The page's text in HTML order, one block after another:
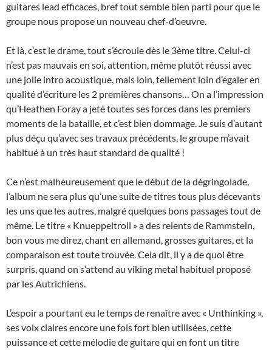
guitares lead efficaces, bref tout semble bien parti pour que le
groupe nous propose un nouveau chef-d’oeuvre.
Et là, c’est le drame, tout s’écroule dès le 3ème titre. Celui-ci
n’est pas mauvais en soi, attention, même plutôt réussi avec
une jolie intro acoustique, mais loin, tellement loin d’égaler en
qualité d’écriture les 2 premières chansons… On a l’impression
qu’Heathen Foray a jeté toutes ses forces dans les premiers
moments de la bataille, et c’est bien dommage. Je suis d’autant
plus déçu qu’avec ses travaux précédents, le groupe m’avait
habitué à un très haut standard de qualité !
Ce n’est malheureusement que le début de la dégringolade,
l’album ne sera plus qu’une suite de titres tous plus décevants
les uns que les autres, malgré quelques bons passages tout de
même. Le titre « Knueppeltroll » a des relents de Rammstein,
bon vous me direz, chant en allemand, grosses guitares, et la
comparaison est toute trouvée. Cela dit, il y a de quoi être
surpris, quand on s’attend au viking metal habituel proposé
par les Autrichiens.
L’espoir a pourtant eu le temps de renaître avec « Unthinking »,
ses voix claires encore une fois fort bien utilisées, cette
puissance et cette mélodie de guitare qui en font un titre